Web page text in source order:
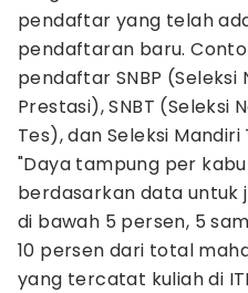
pendaftar yang telah
pendaftaran baru.
pendaftar SNBP (Seleksi
Prestasi), SNBT (Seleksi
Tes), dan Seleksi Mandiri
"Daya tampung per
berdasarkan data untuk
di bawah 5 persen, 5
10 persen dari total
yang tercatat kuliah di